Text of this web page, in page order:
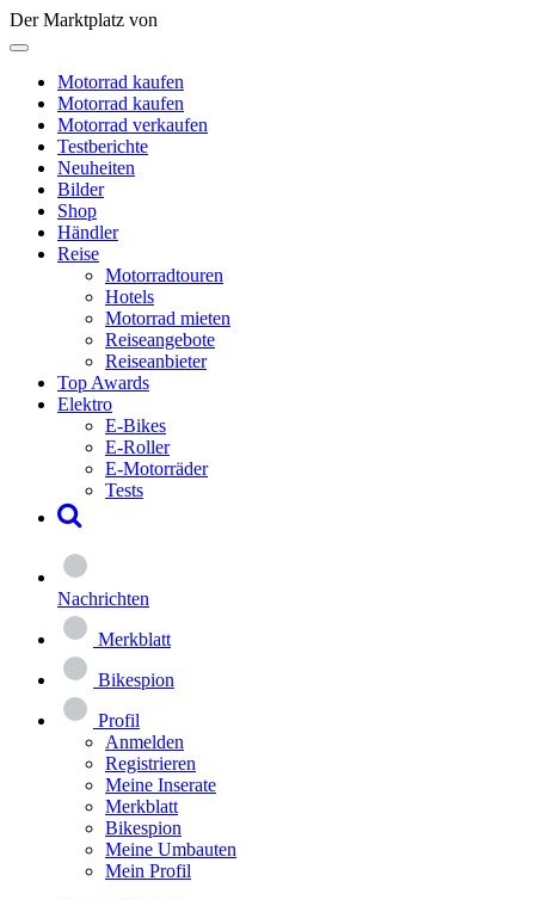
Der Marktplatz von
Motorrad kaufen
Motorrad kaufen
Motorrad verkaufen
Testberichte
Neuheiten
Bilder
Shop
Händler
Reise
Motorradtouren
Hotels
Motorrad mieten
Reiseangebote
Reiseanbieter
Top Awards
Elektro
E-Bikes
E-Roller
E-Motorräder
Tests
Nachrichten
Merkblatt
Bikespion
Profil
Anmelden
Registrieren
Meine Inserate
Merkblatt
Bikespion
Meine Umbauten
Mein Profil